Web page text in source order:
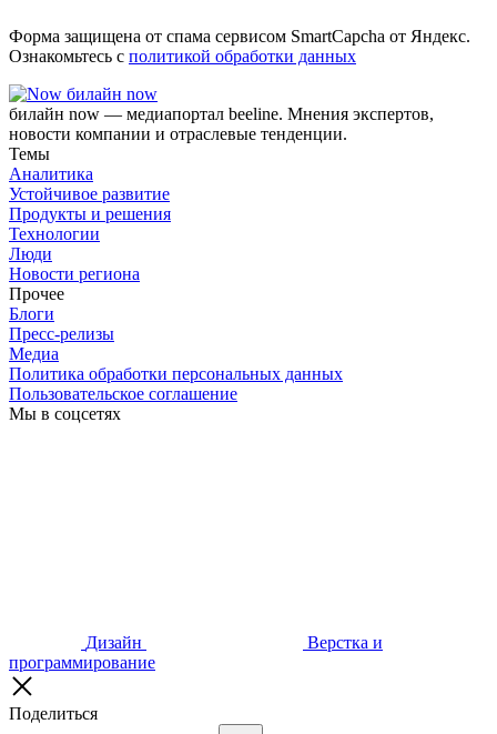
Форма защищена от спама сервисом SmartCapcha от Яндекс.
Ознакомьтесь с политикой обработки данных
билайн now
билайн now — медиапортал beeline. Мнения экспертов,
новости компании и отраслевые тенденции.
Темы
Аналитика
Устойчивое развитие
Продукты и решения
Технологии
Люди
Новости региона
Прочее
Блоги
Пресс-релизы
Медиа
Политика обработки персональных данных
Пользовательское соглашение
Мы в соцсетях
Дизайн
Верстка и
программирование
Поделиться